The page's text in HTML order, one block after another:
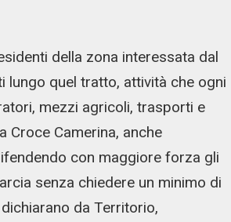
della zona interessata dal
lungo quel tratto, attività che ogni
mezzi agricoli, trasporti e
Croce Camerina, anche
con maggiore forza gli
senza chiedere un minimo di
da Territorio,